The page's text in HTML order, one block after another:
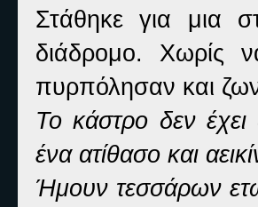
Στάθηκε για μια
διάδρομο. Χωρίς
πυρπόλησαν και
Το κάστρο δεν έχει
ένα ατίθασο και
Ήμουν τεσσάρων